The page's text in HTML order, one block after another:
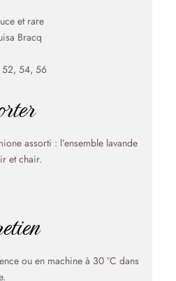
et rare
Bracq
54, 56
assorti : l’ensemble lavande
et chair.
ou en machine à 30 °C dans